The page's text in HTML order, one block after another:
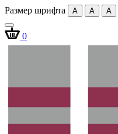
Размер шрифта A A A
0